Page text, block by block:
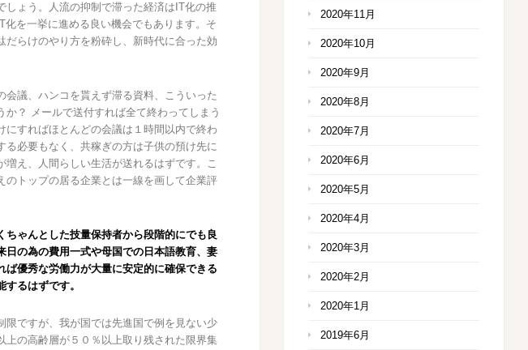
しょう。人流の抑制で滞った経済はIT化の推
を一挙に進める良い機会でもあります。そ
らけのやり方を粉砕し、新時代に合った効
議、ハンコを貰えず滞る資料、こういった
？ メールで送付すれば全て終わってしまう
すればほとんどの会議は１時間以内で終わ
必要もなく、共稼ぎの方は子供の預け先に
え、人間らしい生活が送れるはずです。こ
トップの居る企業とは一線を画して企業評
ちゃんとした技量保持者から段階的にでも良
の為の費用一式や母国での日本語教育、妻
優秀な労働力が大量に安定的に確保できる
るはずです。
ですが、我が国では先進国で例を見ない少
の高齢層が５０％以上取り残された限界集
2020年11月
2020年10月
2020年9月
2020年8月
2020年7月
2020年6月
2020年5月
2020年4月
2020年3月
2020年2月
2020年1月
2019年6月